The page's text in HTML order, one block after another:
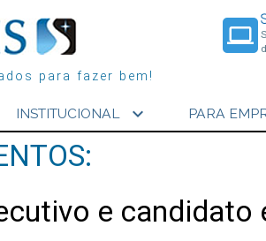
para fazer bem!
laptop
INSTITUCIONAL expand_more PARA
e candidato